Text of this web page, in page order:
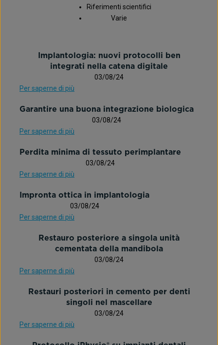
Implantologia: nuovi protocolli ben
integrati nella catena digitale
03/08/24
Per saperne di più
Garantire una buona integrazione biologica
03/08/24
Per saperne di più
Perdita minima di tessuto perimplantare
03/08/24
Per saperne di più
Impronta ottica in implantologia
03/08/24
Per saperne di più
Restauro posteriore a singola unità
cementata della mandibola
03/08/24
Per saperne di più
Restauri posteriori in cemento per denti
singoli nel mascellare
03/08/24
Per saperne di più
Riferimenti scientifici
Varie